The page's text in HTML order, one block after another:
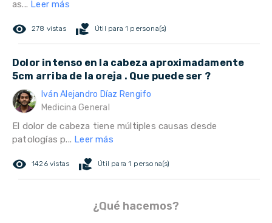
as... Leer más
remove_red_eye 278 vistas volunteer_activism Útil para 1 persona(s)
Dolor intenso en la cabeza aproximadamente
5cm arriba de la oreja . Que puede ser ?
Iván Alejandro Díaz Rengifo
Medicina General
El dolor de cabeza tiene múltiples causas desde
patologías p... Leer más
remove_red_eye 1426 vistas volunteer_activism Útil para 1 persona(s)
¿Qué hacemos?